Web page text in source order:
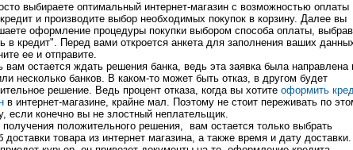
выбираете оптимальный интернет-магазин с возможностью оплаты
и производите выбор необходимых покупок в корзину. Далее вы
оформление процедуры покупки выбором способа оплаты, выбрав
в кредит". Перед вами откроется анкета для заполнения ваших
ее и отправите.
вам остается ждать решения банка, ведь эта заявка была направлена
несколько банков. В каком-то может быть отказ, в другом будет
решение. Ведь процент отказа, когда вы хотите оформить
в интернет-магазине, крайне мал. Поэтому не стоит переживать по
если конечно вы не злостный неплательщик.
получения положительного решения, вам остается только выбрать
доставки товара из интернет магазина, а также время и дату доставки.